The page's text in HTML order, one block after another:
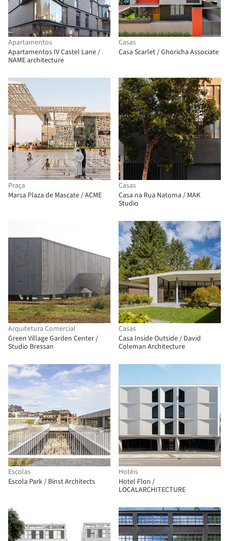
Apartamentos
Apartamentos IV Castel Lane /
NAME architecture
Casas
Casa Scarlet / Ghoricha Associate
Praça
Marsa Plaza de Mascate / ACME
Casas
Casa na Rua Natoma / MAK
Studio
Arquitetura Comercial
Green Village Garden Center /
Studio Bressan
Casas
Casa Inside Outside / David
Coleman Architecture
Escolas
Escola Park / Binst Architects
Hotéis
Hotel Flon /
LOCALARCHITECTURE